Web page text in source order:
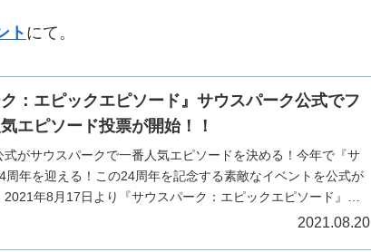
ト にて。
ク：エピックエピソード』サウスパーク公式でフ
エピソード投票が開始！！
がサウスパークで一番人気エピソードを決める！今年で『サ
周年を迎える！この24周年を記念する素敵なイベントを公式が
2021年8月17日より『サウスパーク：エピックエピソード』を
2021.08.20